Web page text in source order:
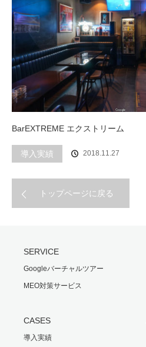
BarEXTREME エクストリーム
導入実績 2018.11.27
トップページに戻る
SERVICE
Googleバーチャルツアー
MEO対策サービス
CASES
導入実績